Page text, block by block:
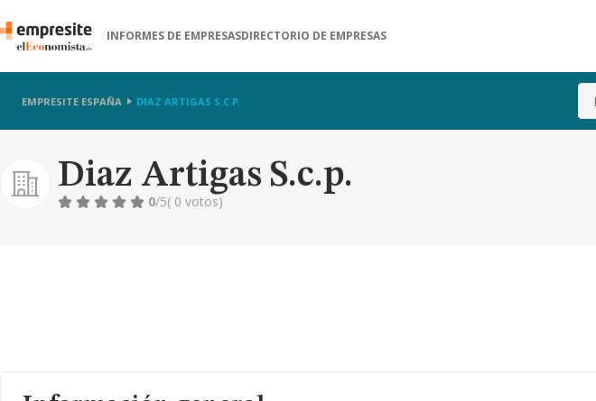
INFORMES DE EMPRESASDIRECTORIO DE EMPRESAS
EMPRESITE ESPAÑA DIAZ ARTIGAS S.C.P.
Diaz Artigas S.c.p.
0/5( 0 votos)